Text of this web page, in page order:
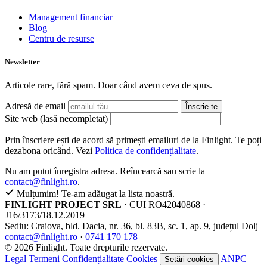
Management financiar
Blog
Centru de resurse
Newsletter
Articole rare, fără spam. Doar când avem ceva de spus.
Adresă de email Înscrie-te
Site web (lasă necompletat)
Prin înscriere ești de acord să primești emailuri de la Finlight. Te poți
dezabona oricând. Vezi Politica de confidențialitate.
Nu am putut înregistra adresa. Reîncearcă sau scrie la
contact@finlight.ro.
Mulțumim! Te-am adăugat la lista noastră.
FINLIGHT PROJECT SRL · CUI RO42040868 ·
J16/3173/18.12.2019
Sediu: Craiova, bld. Dacia, nr. 36, bl. 83B, sc. 1, ap. 9, județul Dolj
contact@finlight.ro · 0741 170 178
© 2026 Finlight. Toate drepturile rezervate.
Legal Termeni Confidențialitate Cookies Setări cookies
ANPC